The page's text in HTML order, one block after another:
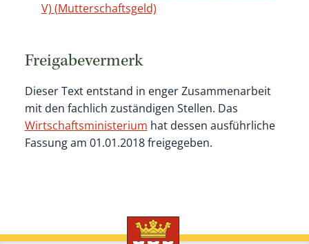
V) (Mutterschaftsgeld)
Freigabevermerk
Dieser Text entstand in enger Zusammenarbeit
mit den fachlich zuständigen Stellen. Das
Wirtschaftsministerium hat dessen ausführliche
Fassung am 01.01.2018 freigegeben.